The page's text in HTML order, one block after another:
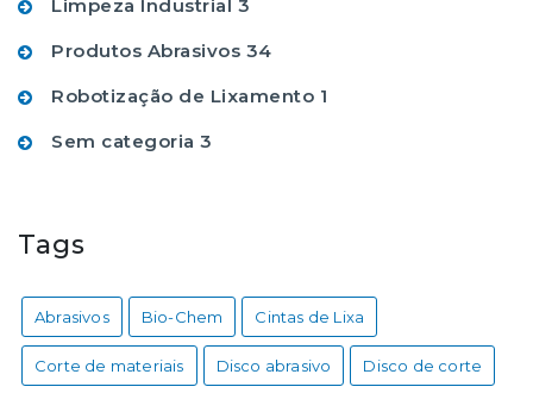
Limpeza Industrial 3
Produtos Abrasivos 34
Robotização de Lixamento 1
Sem categoria 3
Tags
Abrasivos Bio-Chem Cintas de Lixa
Corte de materiais Disco abrasivo Disco de corte